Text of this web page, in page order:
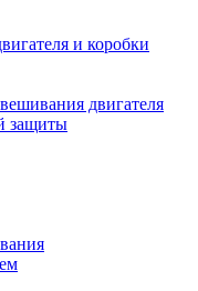
и коробки
двигателя
защиты